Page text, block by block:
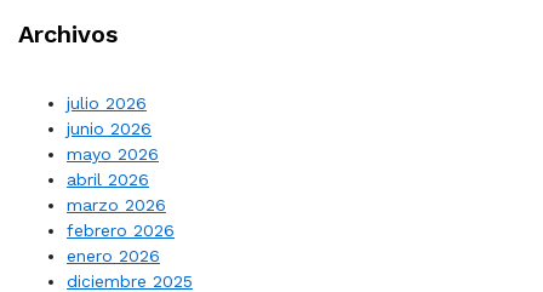
Archivos
julio 2026
junio 2026
mayo 2026
abril 2026
marzo 2026
febrero 2026
enero 2026
diciembre 2025